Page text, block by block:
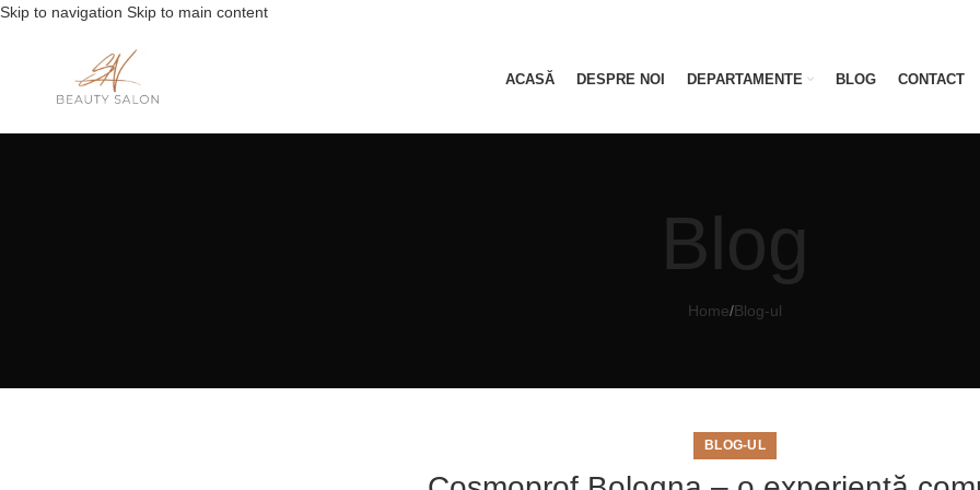
Skip to navigation Skip to main content
ACASĂ DESPRE NOI DEPARTAMENTE BLOG CONTACT
Blog
Home/Blog-ul
BLOG-UL